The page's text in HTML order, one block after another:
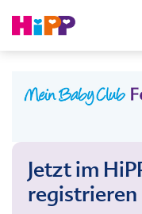
Jetzt im
registrieren